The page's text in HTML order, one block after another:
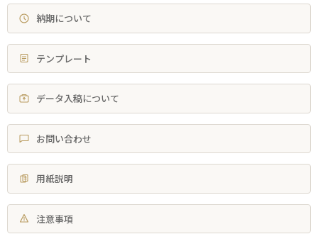
納期について
テンプレート
データ入稿について
お問い合わせ
用紙説明
注意事項